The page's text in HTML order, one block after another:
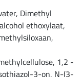
Dimethyl
ethoxylaat,
1,2 -
3-on, N-(3-